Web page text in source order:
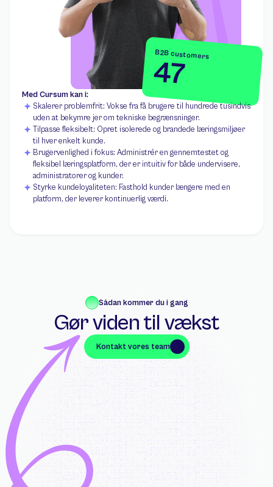
B2B customers
47
Med Cursum kan i:
Skalerer problemfrit: Vokse fra få brugere til hundrede tusindvis
uden at bekymre jer om tekniske begrænsninger.
Tilpasse fleksibelt: Opret isolerede og brandede læringsmiljøer
til hver enkelt kunde.
Brugervenlighed i fokus: Administrér en gennemtestet og
fleksibel læringsplatform, der er intuitiv for både undervisere,
administratorer og kunder.
Styrke kundeloyaliteten: Fasthold kunder længere med en
platform, der leverer kontinuerlig værdi.
Sådan kommer du i gang
Gør viden til vækst
Kontakt vores team
Kontakt vores team